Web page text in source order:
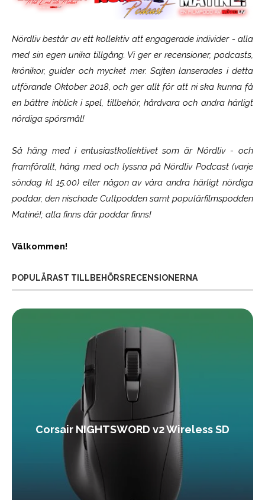
Nördliv består av ett kollektiv att engagerade individer - alla
med sin egen unika tillgång. Vi ger er recensioner, podcasts,
krönikor, guider och mycket mer. Sajten lanserades i detta
utförande Oktober 2018, och ger allt för att ni ska kunna få
en bättre inblick i spel, tillbehör, hårdvara och andra härligt
nördiga spörsmål!
Så häng med i entusiastkollektivet som ärNördliv- och
framförallt, häng med och lyssna på Nördliv Podcast (varje
söndag kl 15.00) eller någon av våra andra härligt nördiga
poddar, den nischade Cultpodden samt populärfilmspodden
Matiné!; alla finns där poddar finns!
Välkommen!
POPULÄRAST TILLBEHÖRSRECENSIONERNA
Corsair NIGHTSWORD v2 Wireless SD